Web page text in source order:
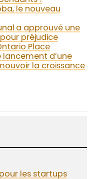
le nouveau
a approuvé une
préjudice
Place
lancement d’une
la croissance
les startups